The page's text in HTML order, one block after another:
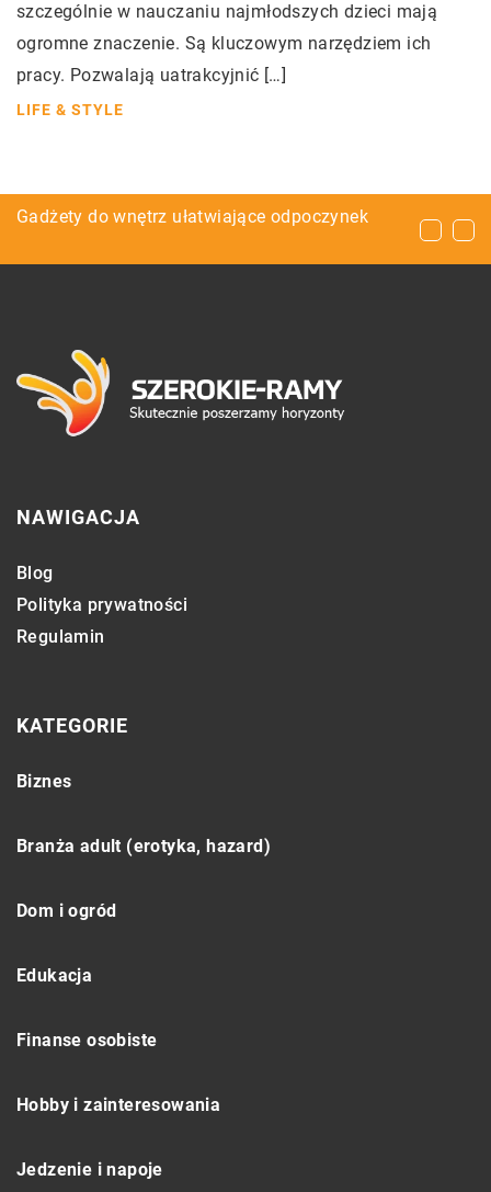
szczególnie w nauczaniu najmłodszych dzieci mają
ogromne znaczenie. Są kluczowym narzędziem ich
pracy. Pozwalają uatrakcyjnić […]
LIFE & STYLE
Czy brak języka może stanowić problem w
Gadżety do wnętrz ułatwiające odpoczynek
Slipy czy bokserki – co wybrać?
NAWIGACJA
Blog
Polityka prywatności
Regulamin
KATEGORIE
Biznes
Branża adult (erotyka, hazard)
Dom i ogród
Edukacja
Finanse osobiste
Hobby i zainteresowania
Jedzenie i napoje